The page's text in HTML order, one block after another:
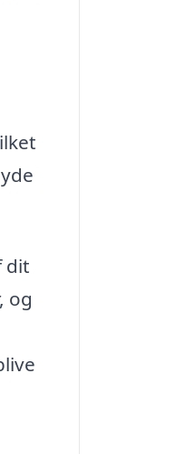
dit
og